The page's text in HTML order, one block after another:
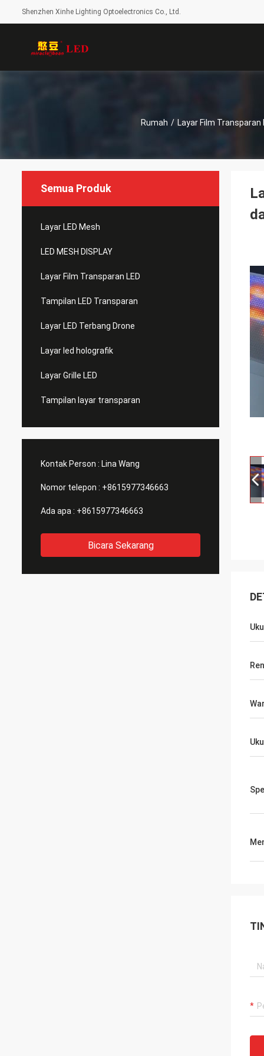
Shenzhen Xinhe Lighting Optoelectronics Co., Ltd.
Rumah / Layar Film Transparan
Semua Produk
Layar LED Mesh
LED MESH DISPLAY
Layar Film Transparan LED
Tampilan LED Transparan
Layar LED Terbang Drone
Layar led holografik
Layar Grille LED
Tampilan layar transparan
Kontak Person : Lina Wang
Nomor telepon : +8615977346663
Ada apa : +8615977346663
Bicara Sekarang